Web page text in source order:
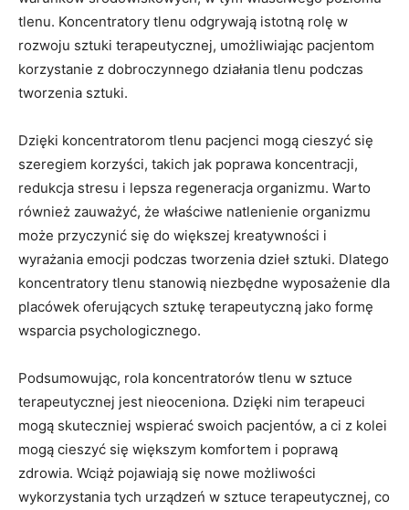
tlenu. Koncentratory tlenu odgrywają⁢ istotną rolę w
‌rozwoju sztuki terapeutycznej, umożliwiając pacjentom
korzystanie z dobroczynnego‌ działania ‍tlenu podczas
tworzenia sztuki.
Dzięki koncentratorom tlenu pacjenci mogą cieszyć ⁣się
szeregiem korzyści, takich jak ⁢poprawa koncentracji,
redukcja stresu i lepsza regeneracja organizmu. Warto
również zauważyć, że ‌właściwe natlenienie ⁣organizmu
może przyczynić się do większej kreatywności i
wyrażania emocji podczas tworzenia dzieł sztuki. Dlatego⁤
koncentratory tlenu stanowią niezbędne wyposażenie ‍dla
placówek ‍oferujących sztukę terapeutyczną⁤ jako formę
wsparcia psychologicznego.
Podsumowując, rola koncentratorów tlenu w ⁢sztuce
terapeutycznej jest nieoceniona. ​Dzięki nim​ terapeuci
mogą skuteczniej wspierać swoich pacjentów, a ci z⁤ kolei
mogą cieszyć się większym komfortem i poprawą
zdrowia. Wciąż ⁤pojawiają ⁤się nowe możliwości
⁣wykorzystania tych urządzeń w sztuce terapeutycznej, ⁣co